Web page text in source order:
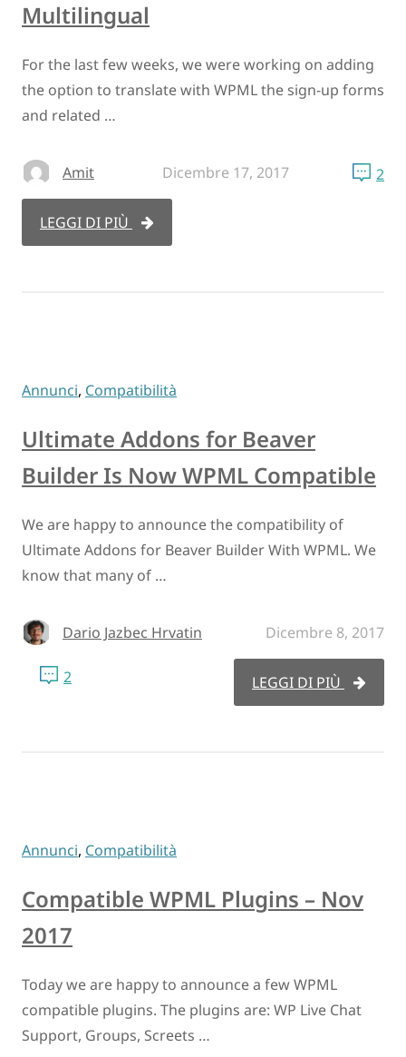
Multilingual
For the last few weeks, we were working on adding
the option to translate with WPML the sign-up forms
and related …
Amit Dicembre 17, 2017 2
LEGGI DI PIÙ
Annunci, Compatibilità
Ultimate Addons for Beaver
Builder Is Now WPML Compatible
We are happy to announce the compatibility of
Ultimate Addons for Beaver Builder With WPML. We
know that many of …
Dario Jazbec Hrvatin Dicembre 8, 2017
2 LEGGI DI PIÙ
Annunci, Compatibilità
Compatible WPML Plugins – Nov
2017
Today we are happy to announce a few WPML
compatible plugins. The plugins are: WP Live Chat
Support, Groups, Screets …